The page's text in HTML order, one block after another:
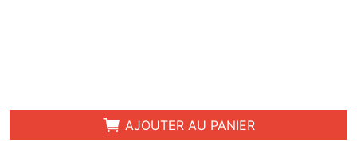
AJOUTER AU PANIER